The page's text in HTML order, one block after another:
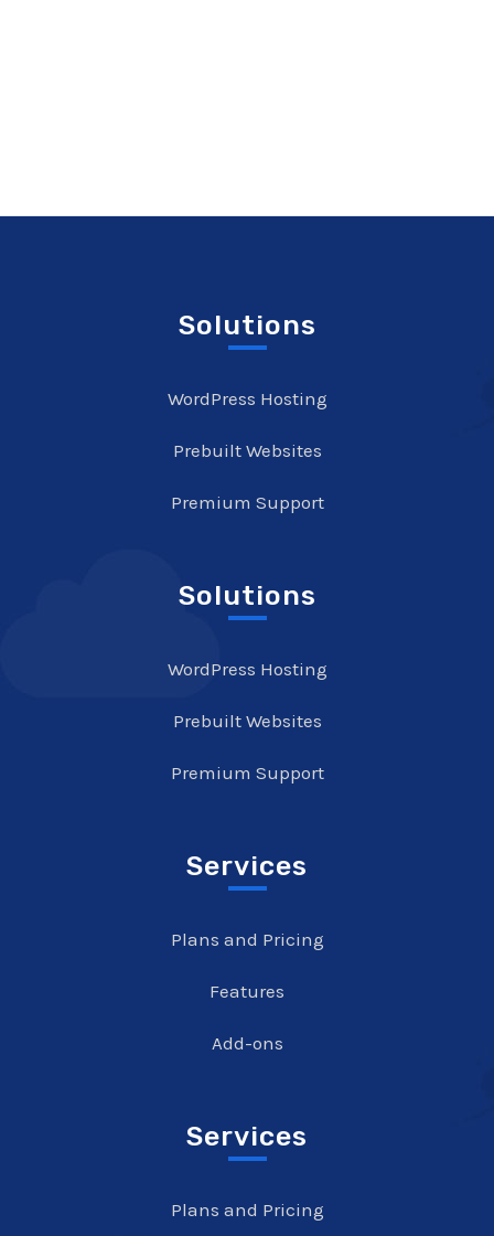
Solutions
WordPress Hosting
Prebuilt Websites
Premium Support
Solutions
WordPress Hosting
Prebuilt Websites
Premium Support
Services
Plans and Pricing
Features
Add-ons
Services
Plans and Pricing